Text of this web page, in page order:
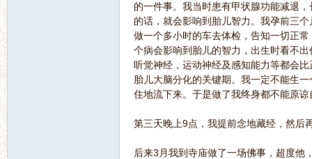
的一件事。我当时患有甲状腺功能减退
的话，就会影响到胎儿智力。我孕前三
做一个多小时的车去体检，告知一切正
个病会影响到胎儿的智力，出生时看不
听觉神经，运动神经及感知能力等都会
胎儿大脑分化的关键期。我一定不能生
住地流下来。于是做了我终身都不能原
第三天晚上9点，我提前念地藏经，然后
后来3月我到寺庙做了一场佛事，超度他